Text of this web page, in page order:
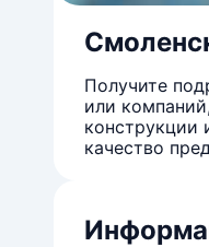
Получите
или
конструкции
качество